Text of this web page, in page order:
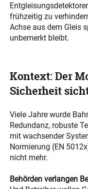
frühzeitig zu
Achse aus dem Gleis
unbemerkt bleibt.
Kontext: Der
Sicherheit
Viele Jahre wurde
Redundanz, robuste
mit wachsender
Normierung (EN
nicht mehr.
Behörden verlangen